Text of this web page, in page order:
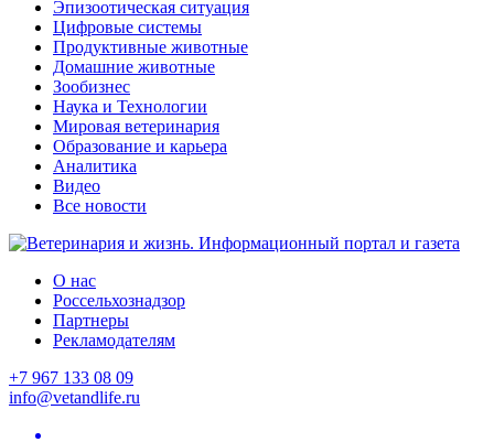
Эпизоотическая ситуация
Цифровые системы
Продуктивные животные
Домашние животные
Зообизнес
Наука и Технологии
Мировая ветеринария
Образование и карьера
Аналитика
Видео
Все новости
О нас
Россельхознадзор
Партнеры
Рекламодателям
+7 967 133 08 09
info@vetandlife.ru